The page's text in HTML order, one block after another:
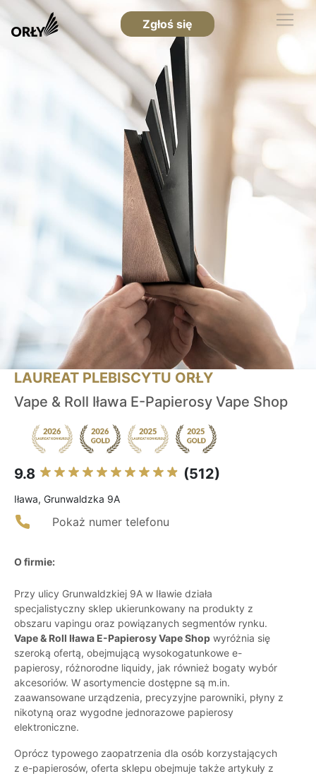
Zgłoś się
LAUREAT PLEBISCYTU ORŁY
Vape & Roll Iława E-Papierosy Vape Shop
9.8 (512)
Iława, Grunwaldzka 9A
Pokaż numer telefonu
O firmie:
Przy ulicy Grunwaldzkiej 9A w Iławie działa
specjalistyczny sklep ukierunkowany na produkty z
obszaru vapingu oraz powiązanych segmentów rynku.
Vape & Roll Iława E-Papierosy Vape Shop wyróżnia się
szeroką ofertą, obejmującą wysokogatunkowe e-
papierosy, różnorodne liquidy, jak również bogaty wybór
akcesoriów. W asortymencie dostępne są m.in.
zaawansowane urządzenia, precyzyjne parowniki, płyny z
nikotyną oraz wygodne jednorazowe papierosy
elektroniczne.
Oprócz typowego zaopatrzenia dla osób korzystających
z e-papierosów, oferta sklepu obejmuje także artykuły z